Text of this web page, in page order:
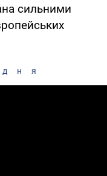
сильними